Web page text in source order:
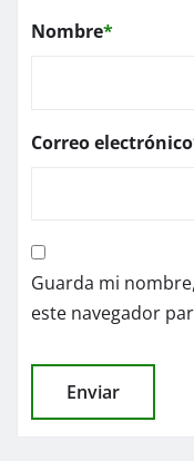
Nombre*
Correo electrónico
Guarda mi
este navegador